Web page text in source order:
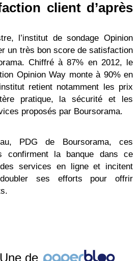
client d’après
l’institut de sondage Opinion
un très bon score de satisfaction
Chiffré à 87% en 2012, le
Opinion Way monte à 90% en
retient notamment les prix
pratique, la sécurité et les
proposés par Boursorama.
PDG de Boursorama, ces
confirment la banque dans ce
services en ligne et incitent
ses efforts pour offrir
de